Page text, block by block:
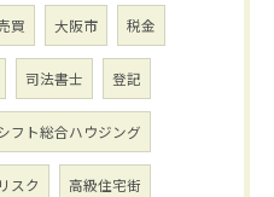
買 大阪市 税金
司法書士 登記
フト総合ハウジング
リスク 高級住宅街